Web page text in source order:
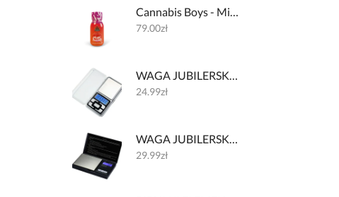
79.00zł
24.99zł
29.99zł